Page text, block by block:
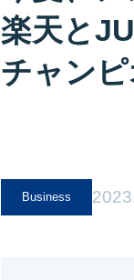
楽天と
チャン
Business